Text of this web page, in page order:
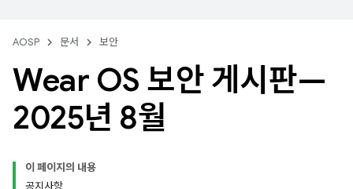
AOSP 문서 보안
Wear OS 보안 게시판—
2025년 8월
이 페이지의 내용
공지사항